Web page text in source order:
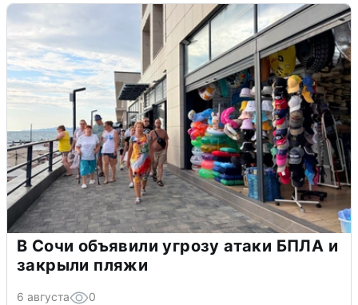
В Сочи объявили угрозу атаки БПЛА и
закрыли пляжи
6 августа 0